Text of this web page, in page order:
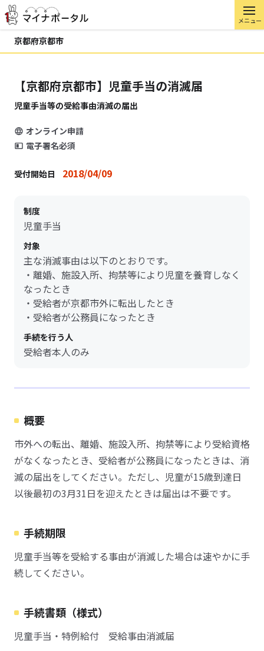
メニュー
京都府京都市
【京都府京都市】児童手当の消滅届
児童手当等の受給事由消滅の届出
オンライン申請
電子署名必須
受付開始日 2018/04/09
制度
児童手当
対象
主な消滅事由は以下のとおりです。
・離婚、施設入所、拘禁等により児童を養育しなく
なったとき
・受給者が京都市外に転出したとき
・受給者が公務員になったとき
手続を行う人
受給者本人のみ
概要
市外への転出、離婚、施設入所、拘禁等により受給資格
がなくなったとき、受給者が公務員になったときは、消
滅の届出をしてください。ただし、児童が15歳到達日
以後最初の3月31日を迎えたときは届出は不要です。
手続期限
児童手当等を受給する事由が消滅した場合は速やかに手
続してください。
手続書類（様式）
児童手当・特例給付 受給事由消滅届